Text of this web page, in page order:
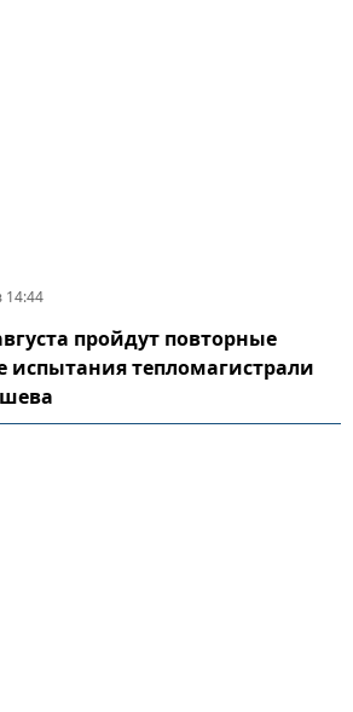
14:44
пройдут повторные
испытания тепломагистрали